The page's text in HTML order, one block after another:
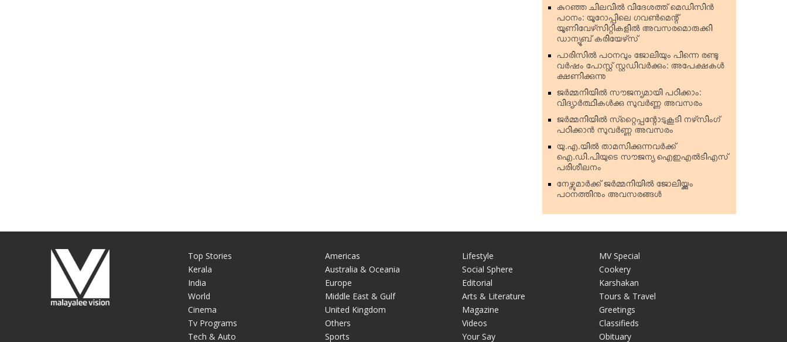
കുറഞ്ഞ ചിലവില്‍ വിദേശത്ത് മെഡിസിന്‍
പഠനം: യൂറോപ്പിലെ ഗവണ്‍മെന്റ്
യൂണിവേഴ്‌സിറ്റികളില്‍ അവസരമൊരുക്കി
ഡാന്യൂബ് കരിയേഴ്‌സ്
പാരിസില്‍ പഠനവും ജോലിയും പിന്നെ രണ്ടു
വര്‍ഷം പോസ്റ്റ് സ്റ്റഡിവര്‍ക്കും: അപേക്ഷകള്‍
ക്ഷണിക്കുന്നു
ജര്‍മ്മനിയില്‍ സൗജന്യമായി പഠിക്കാം:
വിദ്യാര്‍ത്ഥികള്‍ക്കു സുവര്‍ണ്ണ അവസരം
ജര്‍മ്മനിയില്‍ സ്‌റ്റൈപ്പന്റോടുകൂടി നഴ്‌സിംഗ്
പഠിക്കാന്‍ സുവര്‍ണ്ണ അവസരം
യു.എ.യില്‍ താമസിക്കുന്നവര്‍ക്ക്
ഐ.ഡി.പിയുടെ സൗജന്യ ഐഇഎല്‍ടിഎസ്
പരിശീലനം
നേഴ്സുമാര്‍ക്ക് ജര്‍മ്മനിയില്‍ ജോലിയ്ക്കും
പഠനത്തിനും അവസരങ്ങള്‍
Top Stories
Kerala
India
World
Cinema
Tv Programs
Tech & Auto
Americas
Australia & Oceania
Europe
Middle East & Gulf
United Kingdom
Others
Sports
Lifestyle
Social Sphere
Editorial
Arts & Literature
Magazine
Videos
Your Say
MV Special
Cookery
Karshakan
Tours & Travel
Greetings
Classifieds
Obituary